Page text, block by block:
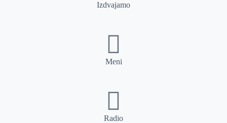
Izdvajamo
Meni
Radio